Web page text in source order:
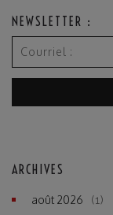
NEWSLETTER :
ARCHIVES
août 2026 (1)